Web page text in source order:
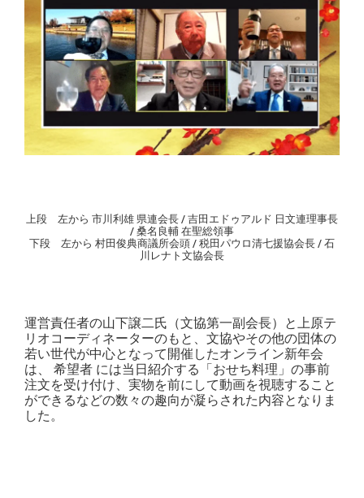
上段 左から 市川利雄 県連会長 / 吉田エドゥアルド 日文連理事長
/ 桑名良輔 在聖総領事
下段 左から 村田俊典商議所会頭 / 税田パウロ清七援協会長 / 石
川レナト文協会長
運営責任者の山下譲二氏（文協第一副会長）と上原テ
リオコーディネーターのもと、文協やその他の団体の
若い世代が中心となって開催したオンライン新年会
は、 希望者 には当日紹介する「おせち料理」の事前
注文を受け付け、実物を前にして動画を視聴すること
ができるなどの数々の趣向が凝らされた内容となりま
した。